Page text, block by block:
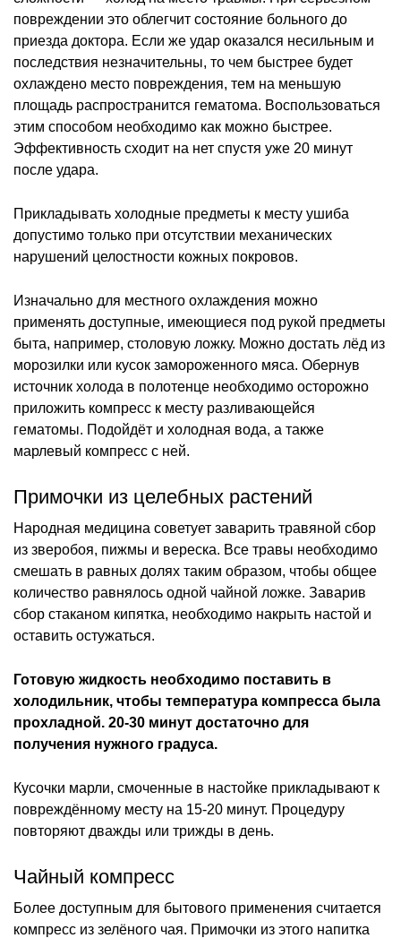
повреждении это облегчит состояние больного до
приезда доктора. Если же удар оказался несильным и
последствия незначительны, то чем быстрее будет
охлаждено место повреждения, тем на меньшую
площадь распространится гематома. Воспользоваться
этим способом необходимо как можно быстрее.
Эффективность сходит на нет спустя уже 20 минут
после удара.
Прикладывать холодные предметы к месту ушиба
допустимо только при отсутствии механических
нарушений целостности кожных покровов.
Изначально для местного охлаждения можно
применять доступные, имеющиеся под рукой предметы
быта, например, столовую ложку. Можно достать лёд из
морозилки или кусок замороженного мяса. Обернув
источник холода в полотенце необходимо осторожно
приложить компресс к месту разливающейся
гематомы. Подойдёт и холодная вода, а также
марлевый компресс с ней.
Примочки из целебных растений
Народная медицина советует заварить травяной сбор
из зверобоя, пижмы и вереска. Все травы необходимо
смешать в равных долях таким образом, чтобы общее
количество равнялось одной чайной ложке. Заварив
сбор стаканом кипятка, необходимо накрыть настой и
оставить остужаться.
Готовую жидкость необходимо поставить в
холодильник, чтобы температура компресса была
прохладной. 20-30 минут достаточно для
получения нужного градуса.
Кусочки марли, смоченные в настойке прикладывают к
повреждённому месту на 15-20 минут. Процедуру
повторяют дважды или трижды в день.
Чайный компресс
Более доступным для бытового применения считается
компресс из зелёного чая. Примочки из этого напитка